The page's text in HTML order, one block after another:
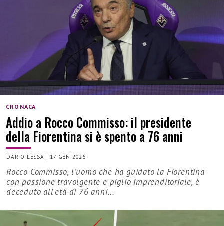
CRONACA
Addio a Rocco Commisso: il presidente
della Fiorentina si è spento a 76 anni
DARIO LESSA | 17 GEN 2026
Rocco Commisso, l’uomo che ha guidato la Fiorentina
con passione travolgente e piglio imprenditoriale, è
deceduto all'età di 76 anni...